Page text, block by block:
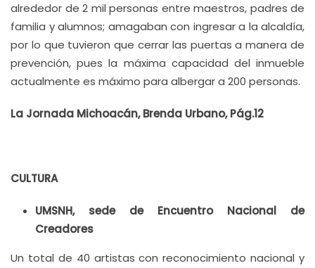
alrededor de 2 mil personas entre maestros, padres de
familia y alumnos; amagaban con ingresar a la alcaldía,
por lo que tuvieron que cerrar las puertas a manera de
prevención, pues la máxima capacidad del inmueble
actualmente es máximo para albergar a 200 personas.
La Jornada Michoacán, Brenda Urbano, Pág.12
CULTURA
UMSNH, sede de Encuentro Nacional de
Creadores
Un total de 40 artistas con reconocimiento nacional y